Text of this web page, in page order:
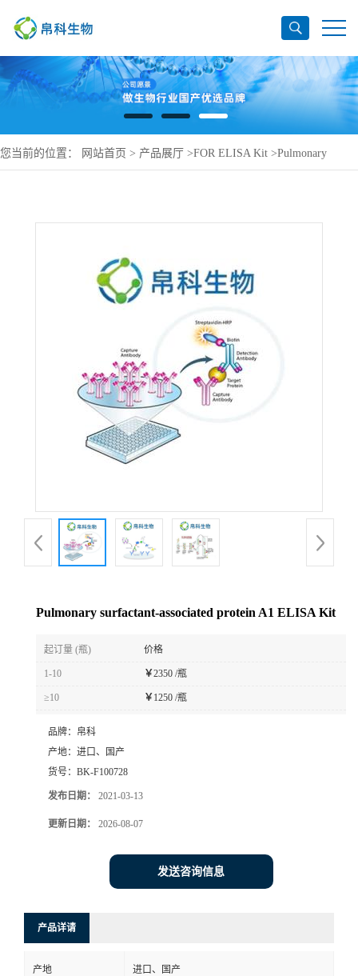
您当前的位置： 网站首页 > 产品展厅 >FOR ELISA Kit >Pulmonary
Pulmonary surfactant-associated protein A1 ELISA Kit
起订量 (瓶) 价格
1-10 ￥2350 /瓶
≥10 ￥ 1250 /瓶
品牌： 帛科
产地： 进口、国产
货号： BK-F100728
发布日期： 2021-03-13
更新日期： 2026-08-07
发送咨询信息
产品详请
产地 进口、国产